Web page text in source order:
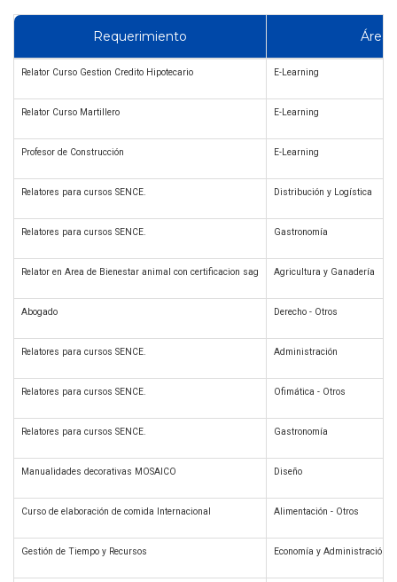
Requerimiento Área
Relator Curso Gestion Credito Hipotecario E-Learning
Relator Curso Martillero E-Learning
Profesor de Construcción E-Learning
Relatores para cursos SENCE. Distribución y Logística
Relatores para cursos SENCE. Gastronomía
Relator en Area de Bienestar animal con certificacion sag Agricultura y Ganadería
Abogado Derecho - Otros
Relatores para cursos SENCE. Administración
Relatores para cursos SENCE. Ofimática - Otros
Relatores para cursos SENCE. Gastronomía
Manualidades decorativas MOSAICO Diseño
Curso de elaboración de comida Internacional Alimentación - Otros
Gestión de Tiempo y Recursos Economía y Administración